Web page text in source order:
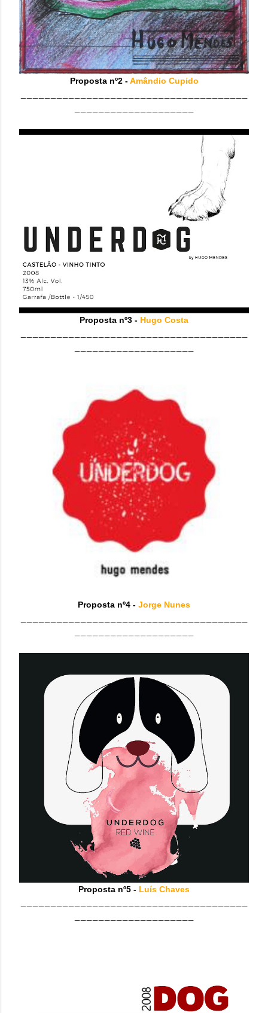
Proposta nº2 -Amândio Cupido
Proposta nº3 - Hugo Costa
Proposta nº4 - Jorge Nunes
Proposta nº5 - Luís Chaves